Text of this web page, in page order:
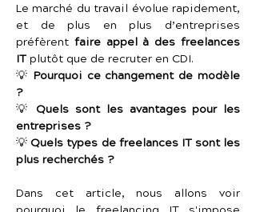
Le marché du travail évolue rapidement,
et de plus en plus d’entreprises
préfèrent faire appel à des freelances
IT plutôt que de recruter en CDI.
💡 Pourquoi ce changement de modèle
?
💡 Quels sont les avantages pour les
entreprises ?
💡 Quels types de freelances IT sont les
plus recherchés ?
Dans cet article, nous allons voir